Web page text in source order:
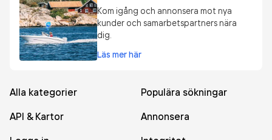
Kom igång och annonsera mot nya
kunder och samarbetspartners nära
dig.
Läs mer här
Alla kategorier
Populära sökningar
API & Kartor
Annonsera